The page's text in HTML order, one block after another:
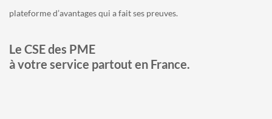
plateforme d’avantages qui a fait ses preuves.
Le CSE des PME
à votre service partout en France.